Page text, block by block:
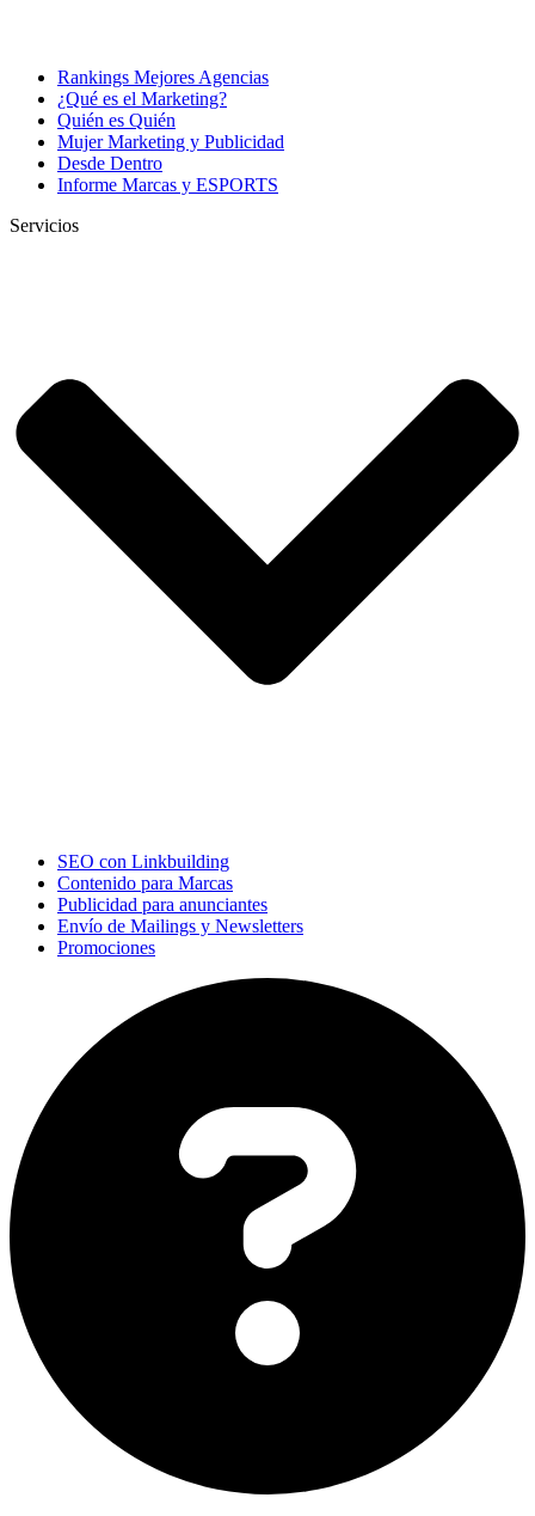
Rankings Mejores Agencias
¿Qué es el Marketing?
Quién es Quién
Mujer Marketing y Publicidad
Desde Dentro
Informe Marcas y ESPORTS
Servicios
SEO con Linkbuilding
Contenido para Marcas
Publicidad para anunciantes
Envío de Mailings y Newsletters
Promociones